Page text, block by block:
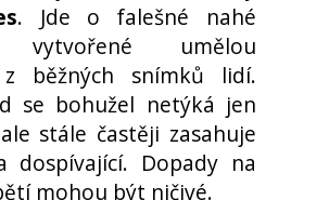
. Jde o falešné nahé
vytvořené umělou
z běžných snímků lidí.
se bohužel netýká jen
stále častěji zasahuje
Dopady na
mohou být ničivé.